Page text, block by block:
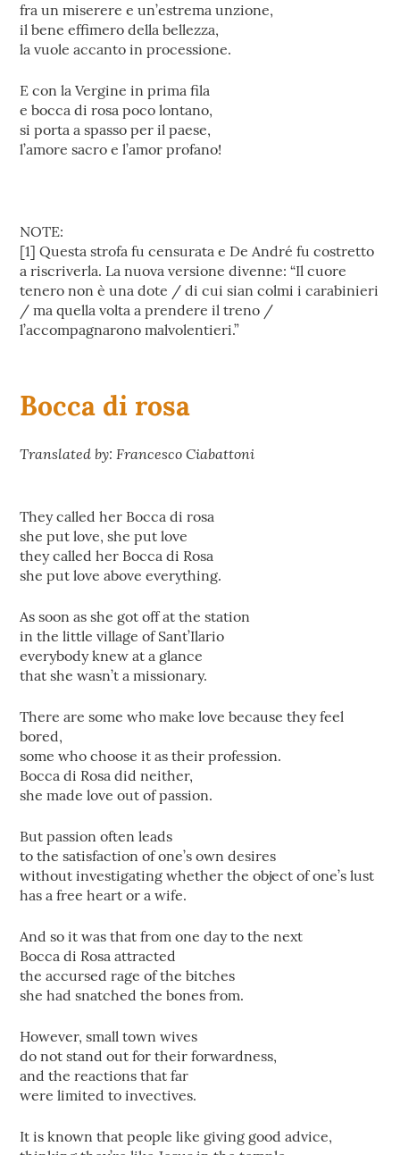
fra un miserere e un’estrema unzione,
il bene effimero della bellezza,
la vuole accanto in processione.
E con la Vergine in prima fila
e bocca di rosa poco lontano,
si porta a spasso per il paese,
l’amore sacro e l’amor profano!
NOTE:
[1] Questa strofa fu censurata e De André fu costretto
a riscriverla. La nuova versione divenne: “Il cuore
tenero non è una dote / di cui sian colmi i carabinieri
/ ma quella volta a prendere il treno /
l’accompagnarono malvolentieri.”
Bocca di rosa
Translated by: Francesco Ciabattoni
They called her Bocca di rosa
she put love, she put love
they called her Bocca di Rosa
she put love above everything.
As soon as she got off at the station
in the little village of Sant’Ilario
everybody knew at a glance
that she wasn’t a missionary.
There are some who make love because they feel
bored,
some who choose it as their profession.
Bocca di Rosa did neither,
she made love out of passion.
But passion often leads
to the satisfaction of one’s own desires
without investigating whether the object of one’s lust
has a free heart or a wife.
And so it was that from one day to the next
Bocca di Rosa attracted
the accursed rage of the bitches
she had snatched the bones from.
However, small town wives
do not stand out for their forwardness,
and the reactions that far
were limited to invectives.
It is known that people like giving good advice,